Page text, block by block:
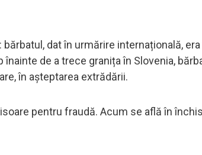
dat în urmărire internațională,
de a trece granița în Slovenia,
în așteptarea extrădării.
pentru fraudă. Acum se află în